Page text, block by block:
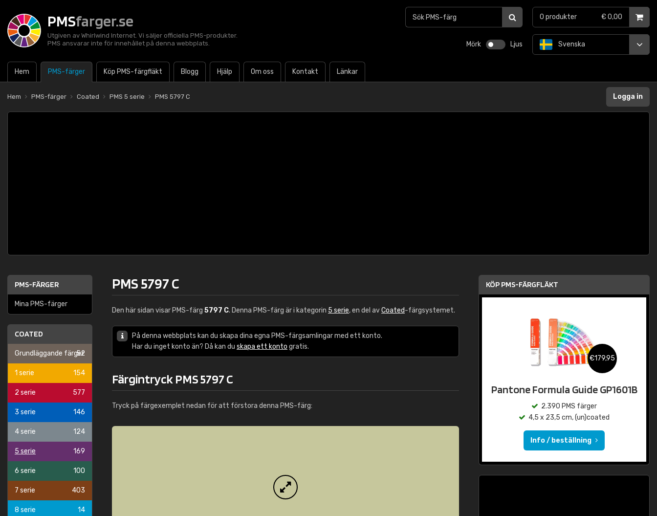
PMSfarger.se
Utgiven av Whirlwind Internet. Vi säljer officiella PMS-produkter.
PMS ansvarar inte för innehållet på denna webbplats.
Mörk Ljus
Hem PMS-färger Köp PMS-färgfläkt Blogg Hjälp Om oss Kontakt Länkar
Svenska
0 produkter € 0,00
Hem PMS-färger Coated PMS 5 serie PMS 5797 C Logga in
PMS-FÄRGER
Mina PMS-färger
COATED
Grundläggande färger
52
1 serie 154
2 serie 577
3 serie 146
4 serie 124
5 serie 169
6 serie 100
7 serie 403
8 serie 14
PMS 5797 C
Den här sidan visar PMS-färg 5797 C. Denna PMS-färg är i kategorin 5 serie, en del avCoated-färgsystemet.
På denna webbplats kan du skapa dina egna PMS-färgsamlingar med ett konto.
Har du inget konto än? Då kan du skapa ett konto gratis.
Färgintryck PMS 5797 C
Tryck på färgexemplet nedan för att förstora denna PMS-färg:
KÖP PMS-FÄRGFLÄKT
€179,95
Pantone Formula Guide GP1601B
2.390 PMS färger
4,5 x 23,5 cm, (un)coated
Info / beställning